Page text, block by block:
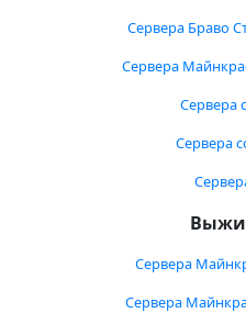
Сервера Браво
Сервера
Сервера
Сервера
Сервера
Сервера